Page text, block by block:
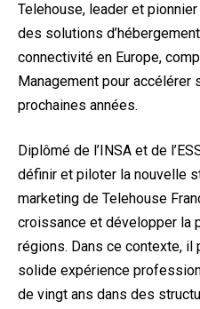
Telehouse, leader et
des solutions
connectivité en Europe,
Management pour
prochaines années.
Diplômé de l’INSA et de
définir et piloter la nouvelle
marketing de Telehouse
croissance et développer la
régions. Dans ce contexte, il
solide expérience
de vingt ans dans des